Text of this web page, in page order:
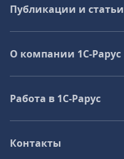
Публикации и статьи
О компании 1C-Рарус
Работа в 1С‑Рарус
Контакты